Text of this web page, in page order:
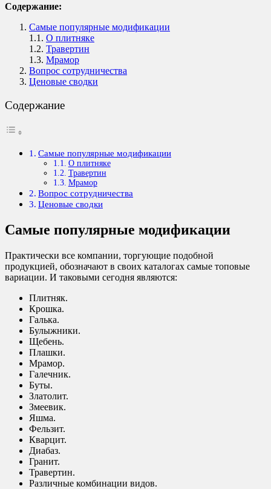
Содержание:
Самые популярные модификации
1.1. О плитняке
1.2. Травертин
1.3. Мрамор
Вопрос сотрудничества
Ценовые сводки
Содержание
Самые популярные модификации
О плитняке
Травертин
Мрамор
Вопрос сотрудничества
Ценовые сводки
Самые популярные модификации
Практически все компании, торгующие подобной
продукцией, обозначают в своих каталогах самые топовые
вариации. И таковыми сегодня являются:
Плитняк.
Крошка.
Галька.
Булыжники.
Щебень.
Плашки.
Мрамор.
Галечник.
Буты.
Златолит.
Змеевик.
Яшма.
Фельзит.
Кварцит.
Диабаз.
Гранит.
Травертин.
Различные комбинации видов.